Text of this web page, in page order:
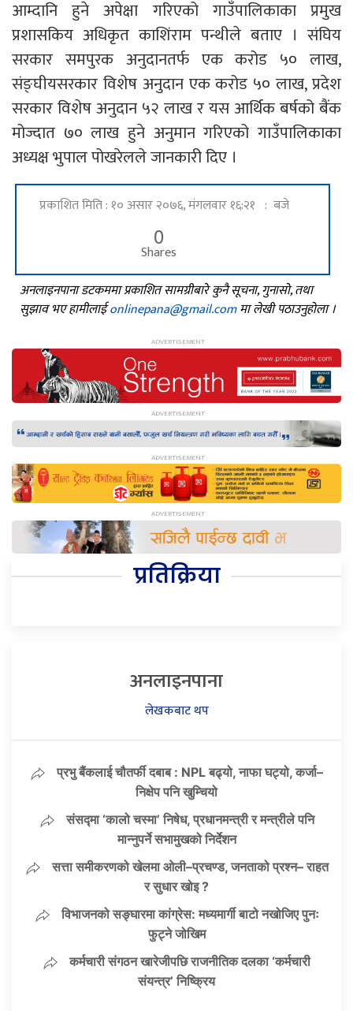
आम्दानि हुने अपेक्षा गरिएको गाउँपालिकाका प्रमुख
प्रशासकिय अधिकृत काशिंराम पन्थीले बताए । संघिय
सरकार समपुरक अनुदानतर्फ एक करोड ५० लाख,
संङ्घीयसरकार विशेष अनुदान एक करोड ५० लाख, प्रदेश
सरकार विशेष अनुदान ५२ लाख र यस आर्थिक बर्षको बैंक
मोज्दात ७० लाख हुने अनुमान गरिएको गाउँपालिकाका
अध्यक्ष भुपाल पोखरेलले जानकारी दिए ।
प्रकाशित मिति : १० असार २०७६, मंगलवार १६:२१ : बजे
0
Shares
अनलाइनपाना डटकममा प्रकाशित सामग्रीबारे कुनै सूचना, गुनासो, तथा
सुझाव भए हामीलाईonlinepana@gmail.comमा लेखी पठाउनुहोला ।
प्रतिक्रिया
अनलाइनपाना
लेखकबाट थप
प्रभु बैंकलाई चौतर्फी दबाब : NPL बढ्यो, नाफा घट्यो, कर्जा–
निक्षेप पनि खुम्चियो
संसद्मा ‘कालो चस्मा’ निषेध, प्रधानमन्त्री र मन्त्रीले पनि
मान्नुपर्ने सभामुखको निर्देशन
सत्ता समीकरणको खेलमा ओली–प्रचण्ड, जनताको प्रश्न– राहत
र सुधार खोइ ?
विभाजनको सङ्घारमा कांग्रेस: मध्यमार्गी बाटो नखोजिए पुनः
फुट्ने जोखिम
कर्मचारी संगठन खारेजीपछि राजनीतिक दलका ‘कर्मचारी
संयन्त्र’ निष्क्रिय